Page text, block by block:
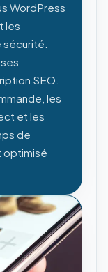
WordPress
les
SEO.
les
et les
de
optimisé